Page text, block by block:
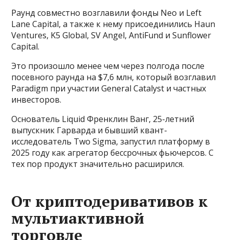
Раунд совместно возглавили фонды Neo и Left
Lane Capital, а также к нему присоединились Haun
Ventures, K5 Global, SV Angel, AntiFund и Sunflower
Capital.
Это произошло менее чем через полгода после
посевного раунда на $7,6 млн, который возглавил
Paradigm при участии General Catalyst и частных
инвесторов.
Основатель Liquid Френклин Ванг, 25-летний
выпускник Гарварда и бывший квант-
исследователь Two Sigma, запустил платформу в
2025 году как агрегатор бессрочных фьючерсов. С
тех пор продукт значительно расширился.
От криптодеривативов к
мультиактивной
торговле